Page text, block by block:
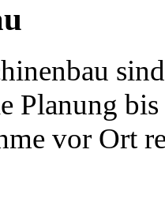
Planung
vor Ort